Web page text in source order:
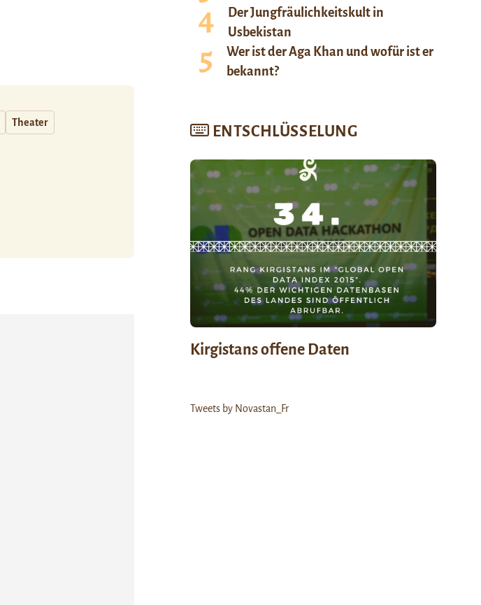
Theater
Der Jungfräulichkeitskult in
Usbekistan
Wer ist der Aga Khan und wofür ist er
bekannt?
ENTSCHLÜSSELUNG
Kirgistans offene Daten
Tweets by Novastan_Fr